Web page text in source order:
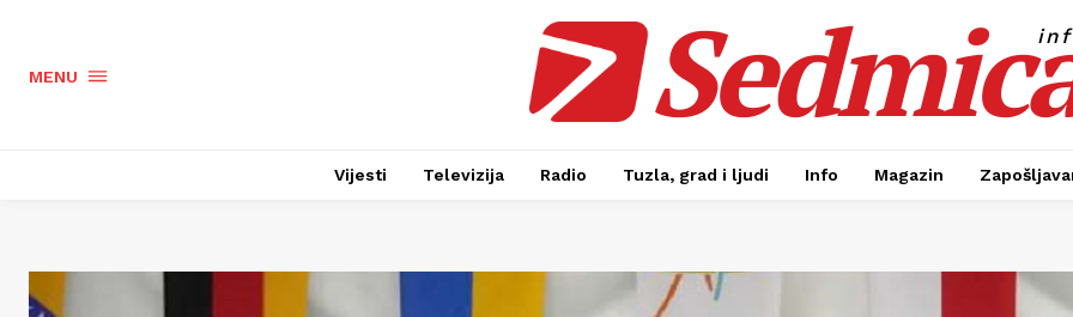
MENU
Vijesti Televizija Radio Tuzla, grad i ljudi Info Magazin